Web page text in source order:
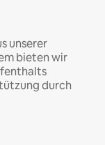
unserer
bieten wir
durch